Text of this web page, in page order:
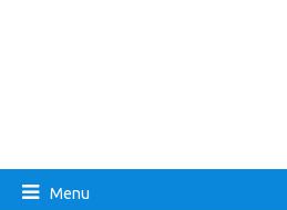
Menu